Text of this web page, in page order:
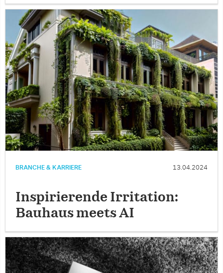
BRANCHE & KARRIERE 13.04.2024
Inspirierende Irritation:
Bauhaus meets AI